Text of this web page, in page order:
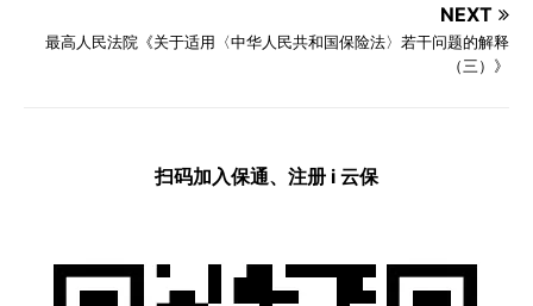
NEXT
最高人民法院《关于适用〈中华人民共和国保险法〉若干问题的解释
（三）》
扫码加入保通、注册 i 云保